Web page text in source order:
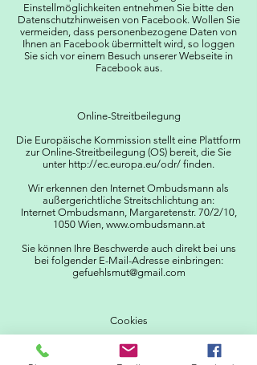
Einstellmöglichkeiten entnehmen Sie bitte den
Datenschutzhinweisen von Facebook. Wollen Sie
vermeiden, dass personenbezogene Daten von
Ihnen an Facebook übermittelt wird, so loggen
Sie sich vor einem Besuch unserer Webseite in
Facebook aus.
Online-Streitbeilegung
Die Europäische Kommission stellt eine Plattform
zur Online-Streitbeilegung (OS) bereit, die Sie
unter http://ec.europa.eu/odr/ finden.
Wir erkennen den Internet Ombudsmann als
außergerichtliche Streitschlichtung an:
Internet Ombudsmann, Margaretenstr. 70/2/10,
1050 Wien, www.ombudsmann.at
Sie können Ihre Beschwerde auch direkt bei uns
bei folgender E-Mail-Adresse einbringen:
gefuehlsmut@gmail.com
Cookies
Bei Cookies handelt es sich um Dateien, die auf
der lokalen Festplatte Ihres Computers angelegt